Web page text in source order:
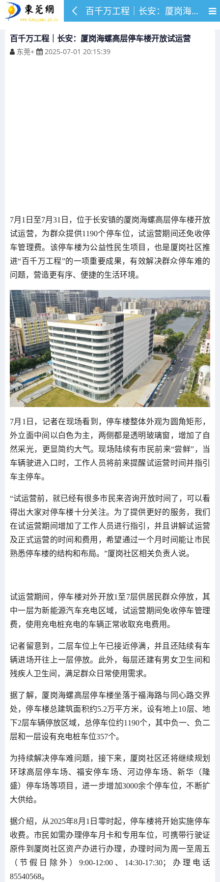
百千万工程｜长安：厦岗海螺高层停车楼开放试运营
百千万工程｜长安：厦岗海螺高层停车楼开放试运营
东莞+ 2025-07-01 20:15:39
7月1日至7月31日，位于长安镇的厦岗海螺高层停车楼开放
试运营，为群众提供1190个停车位，试运营期间还免收停
车管理费。该停车楼为公益性民生项目，也是厦岗社区推
进“百千万工程”的一项重要成果，有效解决群众停车难的
问题，营造更有序、便捷的生活环境。
7月1日，记者在现场看到，停车楼整体外观为圆角矩形，
外立面中间以白色为主，两侧都是透明玻璃窗，增加了自
然采光，更显简约大气。现场陆续有市民前来“尝鲜”，当
车辆驶进入口时，工作人员将前来提醒试运营时间并指引
车主停车。
“试运营前，就已经有很多市民来咨询开放时间了，可以看
得出大家对停车楼十分关注。为了提供更好的服务，我们
在试运营期间增加了工作人员进行指引，并且讲解试运营
及正式运营的时间和费用，希望通过一个月时间能让市民
熟悉停车楼的结构和布局。”厦岗社区相关负责人说。
试运营期间，停车楼对外开放1至7层供居民群众停放，其
中一层为新能源汽车充电区域，试运营期间免收停车管理
费，使用充电桩充电的车辆正常收取充电费用。
记者留意到，二层车位上午已接近停满，并且还陆续有车
辆进场开往上一层停放。此外，每层还建有男女卫生间和
残疾人卫生间，满足群众日常使用需求。
据了解，厦岗海螺高层停车楼坐落于福海路与同心路交界
处，停车楼总建筑面积约5.2万平方米，设有地上10层、地
下2层车辆停放区域，总停车位约1190个，其中负一、负二
层和一层设有充电桩车位357个。
为持续解决停车难问题，接下来，厦岗社区还将继续规划
环球高层停车场、福安停车场、河边停车场、新华（隆
盛）停车场等项目，进一步增加3000余个停车位，不断扩
大供给。
据介绍，从2025年8月1日零时起，停车楼将开始实施停车
收费。市民如需办理停车月卡和专用车位，可携带行驶证
原件到厦岗社区资产办进行办理，办理时间为周一至周五
（节假日除外）9:00-12:00、14:30-17:30；办理电话
85540568。